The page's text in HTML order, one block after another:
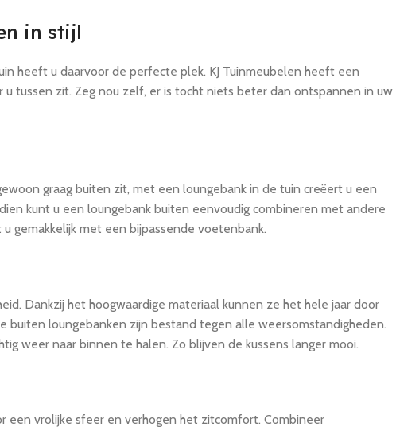
in stijl
heeft u daarvoor de perfecte plek. KJ Tuinmeubelen heeft een
tussen zit. Zeg nou zelf, er is tocht niets beter dan ontspannen in uw
graag buiten zit, met een loungebank in de tuin creëert u een
kunt u een loungebank buiten eenvoudig combineren met andere
gemakkelijk met een bijpassende voetenbank.
Dankzij het hoogwaardige materiaal kunnen ze het hele jaar door
buiten loungebanken zijn bestand tegen alle weersomstandigheden.
weer naar binnen te halen. Zo blijven de kussens langer mooi.
een vrolijke sfeer en verhogen het zitcomfort. Combineer